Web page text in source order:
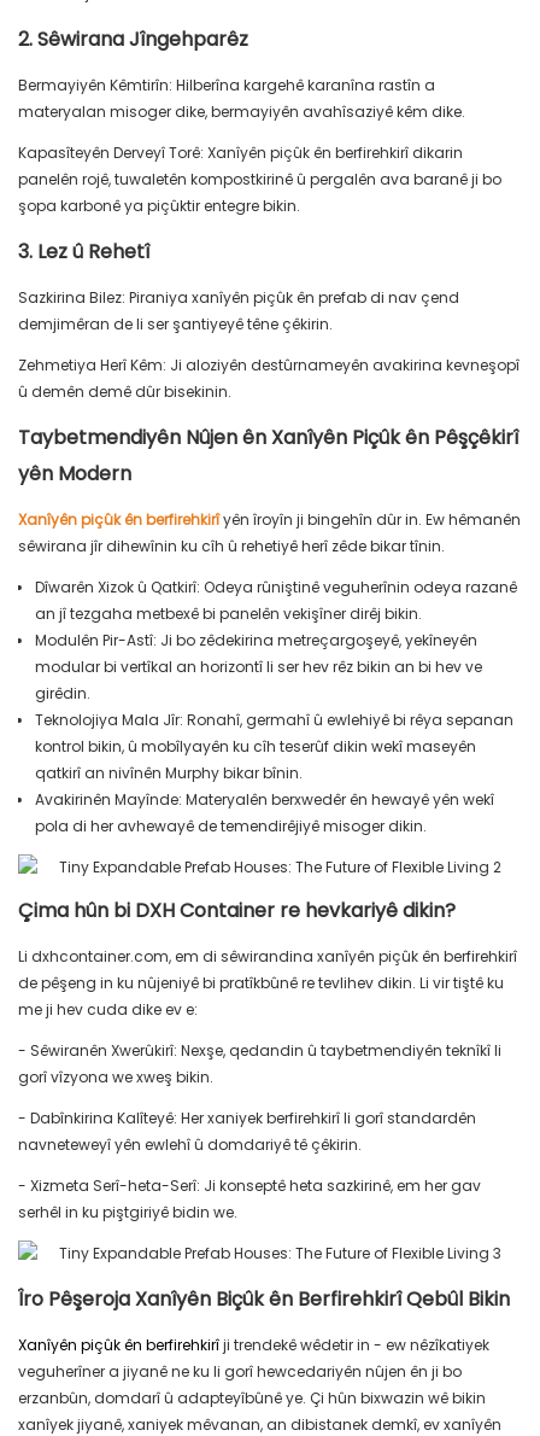
2. Sêwirana Jîngehparêz
Bermayiyên Kêmtirîn: Hilberîna kargehê karanîna rastîn a
materyalan misoger dike, bermayiyên avahîsaziyê kêm dike.
Kapasîteyên Derveyî Torê: Xanîyên piçûk ên berfirehkirî dikarin
panelên rojê, tuwaletên kompostkirinê û pergalên ava baranê ji bo
şopa karbonê ya piçûktir entegre bikin.
3. Lez û Rehetî
Sazkirina Bilez: Piraniya xanîyên piçûk ên prefab di nav çend
demjimêran de li ser şantiyeyê têne çêkirin.
Zehmetiya Herî Kêm: Ji aloziyên destûrnameyên avakirina kevneşopî
û demên demê dûr bisekinin.
Taybetmendiyên Nûjen ên Xanîyên Piçûk ên Pêşçêkirî
yên Modern
Xanîyên piçûk ên berfirehkirîyên îroyîn ji bingehîn dûr in. Ew hêmanên
sêwirana jîr dihewînin ku cîh û rehetiyê herî zêde bikar tînin.
Dîwarên Xizok û Qatkirî: Odeya rûniştinê veguherînin odeya razanê
an jî tezgaha metbexê bi panelên vekişîner dirêj bikin.
Modulên Pir-Astî: Ji bo zêdekirina metreçargoşeyê, yekîneyên
modular bi vertîkal an horizontî li ser hev rêz bikin an bi hev ve
girêdin.
Teknolojiya Mala Jîr: Ronahî, germahî û ewlehiyê bi rêya sepanan
kontrol bikin, û mobîlyayên ku cîh teserûf dikin wekî maseyên
qatkirî an nivînên Murphy bikar bînin.
Avakirinên Mayînde: Materyalên berxwedêr ên hewayê yên wekî
pola di her avhewayê de temendirêjiyê misoger dikin.
Çima hûn bi DXH Container re hevkariyê dikin?
Li dxhcontainer.com, em di sêwirandina xanîyên piçûk ên berfirehkirî
de pêşeng in ku nûjeniyê bi pratîkbûnê re tevlihev dikin. Li vir tiştê ku
me ji hev cuda dike ev e:
- Sêwiranên Xwerûkirî: Nexşe, qedandin û taybetmendiyên teknîkî li
gorî vîzyona we xweş bikin.
- Dabînkirina Kalîteyê: Her xaniyek berfirehkirî li gorî standardên
navneteweyî yên ewlehî û domdariyê tê çêkirin.
- Xizmeta Serî-heta-Serî: Ji konseptê heta sazkirinê, em her gav
serhêl in ku piştgiriyê bidin we.
Îro Pêşeroja Xanîyên Biçûk ên Berfirehkirî Qebûl Bikin
Xanîyên piçûk ên berfirehkirîji trendekê wêdetir in - ew nêzîkatiyek
veguherîner a jiyanê ne ku li gorî hewcedariyên nûjen ên ji bo
erzanbûn, domdarî û adapteyîbûnê ye. Çi hûn bixwazin wê bikin
xanîyek jiyanê, xaniyek mêvanan, an dibistanek demkî, ev xanîyên